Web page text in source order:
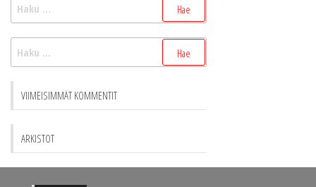
VIIMEISIMMÄT KOMMENTIT
ARKISTOT